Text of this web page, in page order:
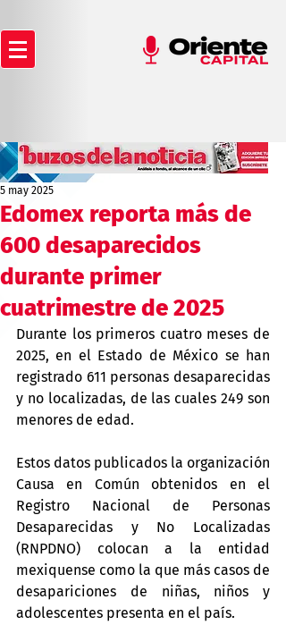
Edomex reporta más de
600 desaparecidos
durante primer
cuatrimestre de 2025
5 may 2025
Durante los primeros cuatro meses de
2025, en el Estado de México se han
registrado 611 personas desaparecidas
y no localizadas, de las cuales 249 son
menores de edad.
Estos datos publicados la organización
Causa en Común obtenidos en el
Registro Nacional de Personas
Desaparecidas y No Localizadas
(RNPDNO) colocan a la entidad
mexiquense como la que más casos de
desapariciones de niñas, niños y
adolescentes presenta en el país.